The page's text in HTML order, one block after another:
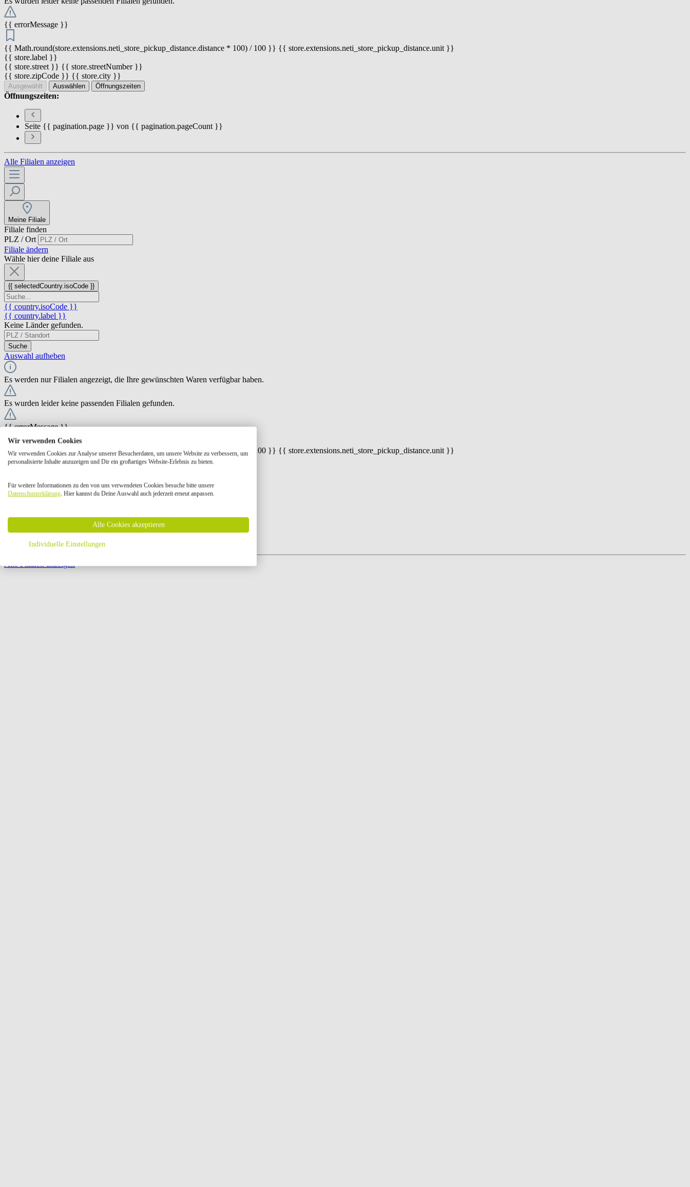
{{ errorMessage }}
{{ Math.round(store.extensions.neti_store_pickup_distance.distance * 100) / 100 }} {{ store.extensions.neti_store_pickup_distance.unit }}
{{ store.label }}
{{ store.street }} {{ store.streetNumber }}
{{ store.zipCode }} {{ store.city }}
Ausgewählt Auswählen Öffnungszeiten
Öffnungszeiten:
Seite {{ pagination.page }} von {{ pagination.pageCount }}
Alle Filialen anzeigen
Meine Filiale
Filiale finden
PLZ / Ort
Filiale ändern
Wähle hier deine Filiale aus
{{ selectedCountry.isoCode }}
{{ country.isoCode }}
{{ country.label }}
Keine Länder gefunden.
Suche
Auswahl aufheben
Es werden nur Filialen angezeigt, die Ihre gewünschten Waren verfügbar haben.
Es wurden leider keine passenden Filialen gefunden.
{{ errorMessage }}
{{ Math.round(store.extensions.neti_store_pickup_distance.distance * 100) / 100 }} {{ store.extensions.neti_store_pickup_distance.unit }}
{{ store.label }}
Ausgewählt Auswählen Öffnungszeiten
Öffnungszeiten:
Seite {{ pagination.page }} von {{ pagination.pageCount }}
Alle Filialen anzeigen
Wir verwenden Cookies
Wir verwenden Cookies zur Analyse unserer Besucherdaten, um unsere Website zu verbessern, um
personalisierte Inhalte anzuzeigen und Dir ein großartiges Website-Erlebnis zu bieten.
Für weitere Informationen zu den von uns verwendeten Cookies besuche bitte unsere
Datenschutzerklärung. Hier kannst du Deine Auswahl auch jederzeit erneut anpassen.
Alle Cookies akzeptieren
Individuelle Einstellungen